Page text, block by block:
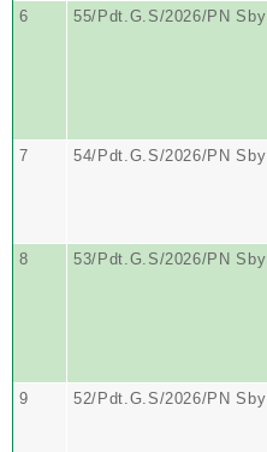
6 55/Pdt.G.S/2026/PN Sby
7 54/Pdt.G.S/2026/PN Sby
8 53/Pdt.G.S/2026/PN Sby
9 52/Pdt.G.S/2026/PN Sby